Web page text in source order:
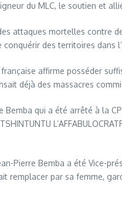
du MLC, le soutien et
attaques mortelles contre
des territoires dans
affirme posséder
déjà des massacres
Bemba qui a été arrêté à la
Pierre Bemba a été Vice-
remplacer par sa femme,